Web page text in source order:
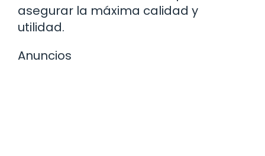
asegurar la máxima calidad y
utilidad.
Anuncios